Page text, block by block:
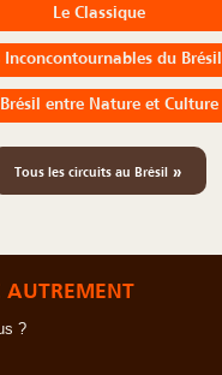
Le Classique
Inconcontournables du Brésil
entre Nature et Culture
Tous les circuits au Brésil »
AUTREMENT
?